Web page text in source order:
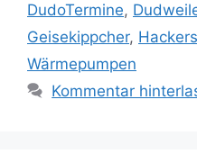
DudoTermine,
Geisekippcher,
Wärmepumpen
Kommentar